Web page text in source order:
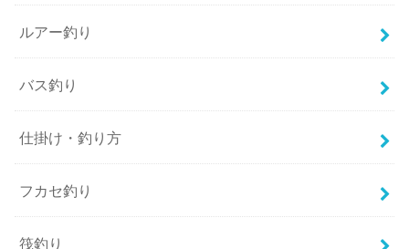
ルアー釣り
バス釣り
仕掛け・釣り方
フカセ釣り
筏釣り